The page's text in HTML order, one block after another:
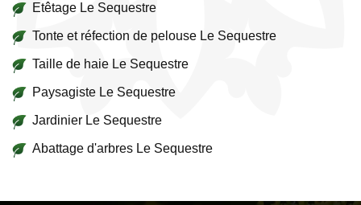
Etêtage Le Sequestre
Tonte et réfection de pelouse Le Sequestre
Taille de haie Le Sequestre
Paysagiste Le Sequestre
Jardinier Le Sequestre
Abattage d'arbres Le Sequestre